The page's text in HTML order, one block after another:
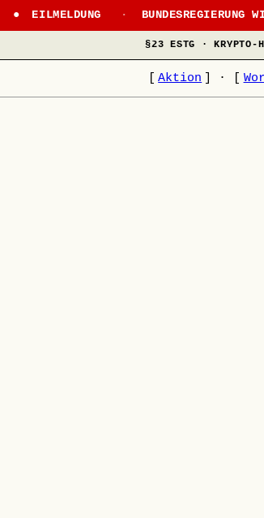
EILMELDUNG ·
§23 ESTG · KRYPTO-
Aktion ·